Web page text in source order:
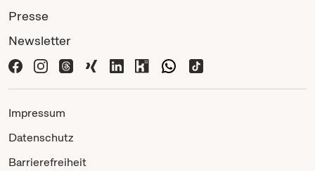
Presse
Newsletter
Impressum
Datenschutz
Barrierefreiheit